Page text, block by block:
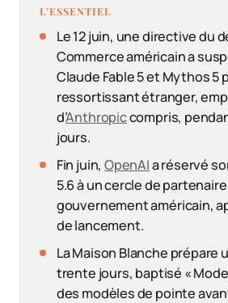
L’ESSENTIEL
Le 12 juin, une directive du
Commerce américain a
Claude Fable 5 et Mythos 5
ressortissant étranger,
d’Anthropiccompris,
jours.
Fin juin, OpenAIa réservé
5.6 à un cercle de
gouvernement américain,
de lancement.
La Maison Blanche prépare
trente jours, baptisé «
des modèles de pointe